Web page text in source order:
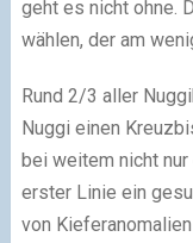
geht es nicht ohne.
wählen, der am
Rund 2/3 aller
Nuggi einen
bei weitem nicht
erster Linie ein
von